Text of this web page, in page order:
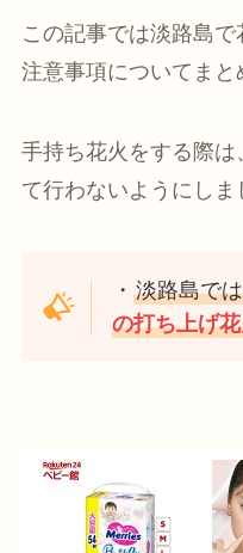
この記事では淡路島で
注意事項についてまと
手持ち花火をする際
て行わないようにしま
・淡路島で
の打ち上げ